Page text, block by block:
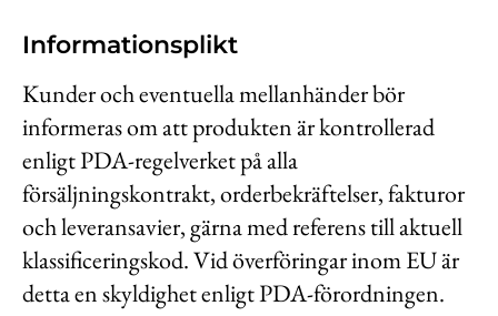
Informationsplikt
Kunder och eventuella mellanhänder bör
informeras om att produkten är kontrollerad
enligt PDA-regelverket på alla
försäljningskontrakt, orderbekräftelser, fakturor
och leveransavier, gärna med referens till aktuell
klassificeringskod. Vid överföringar inom EU är
detta en skyldighet enligt PDA-förordningen.